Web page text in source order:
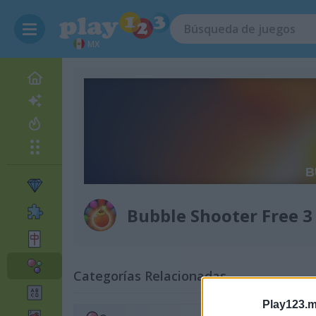
MX
Bubble Shooter Free 3
Categorías Relacionadas